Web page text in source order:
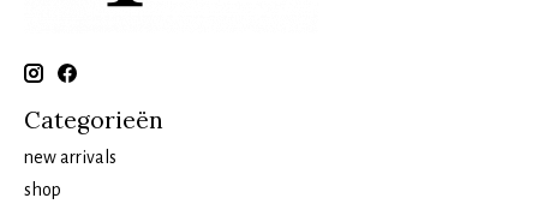
Categorieën
new arrivals
shop